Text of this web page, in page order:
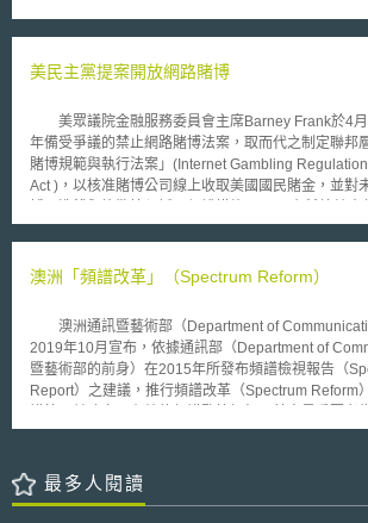
委會的目的不在限制或詆毀創作者既有之權利，而是
播公司如要播放音樂，必須在個別播放國家分別取得
的服務，將使線上廣播公司受惠。
科學、歷史）、生成邏輯結構之文章（如翻譯、新聞
險之管理及相關應用之規範又該如何，或許可從歐盟
Commission）早在2018年6月成立人工智慧高級專
於隔年（2019）4月提出「可信賴的人工智慧倫理準
Guidelines for Trustworthy AI），要求人工智慧需遵
防、公平、透明公開等倫理原則。於2021年4月21日
智慧法律調和規則草案」（Proposal for a
Amending Certain Union Legislative Acts）（以下
（Civil Liberties Committee）通過並交由歐洲議會審
盟理事會（Council of the European Union）與辯論
終文本[1]。 貳、重點說明 由於「歐盟議會通過」不等於「法案通過」，實
際上歐盟立法機制不同於我國，以下透過法案內容說
況下歐盟之立法流程： 一、歐盟立法過程 通常情況下，法案由歐盟執委會
（下簡稱執委會）提出，送交歐盟理事會及歐洲議會
者」歐洲理事會（下簡稱理事會）與歐洲議會（下簡
階段若理事會與議會對於執委會版本無修改且通過，
關修改，則會進行到二讀階段。針對法案二讀若仍無
美民主黨提案開放網路賭博
美眾議院金融服務委員會主席Barney Frank於4月
年備受爭議的禁止網路賭博法案，取而代之制定聯邦
賭博規範與執行法案」(Internet Gambling
Act )，以核准賭博公司線上收取美國國民賭金，並對
法律，要求銀行與信用卡公司拒絕付款給美國司法管
國人身自由的不當的干預〞。壓力不止於此，WTO也
待。 Frank 所提的新法案將禁止發執照給任何涉嫌違反賭博、洗錢與詐
欺或其他金融法等罪行者，且執照的審理與取得將透
協助。而未來消費者上網站必須提供姓名、地址、出
號碼，以和線上支付系統作資料核對。 投資公司Friedman Billings
Ramsay認為美國國庫預計五年可增加兩億美金的賭
澳洲「頻譜改革」（Spectrum Reform）
澳洲通訊暨藝術部（Department of
2019年10月宣布，依據通訊部（Department of
暨藝術部的前身）在2015年所發布頻譜檢視報告（
Report）之建議，推行頻譜改革（Spectrum Reform
線通訊法（Radiocommunication Act 1992），包含
配過程中不必要的限制、延長頻譜許可期限至20年、
可更新指引，並盡可能使設備執照（Apparatus
最多人閱讀